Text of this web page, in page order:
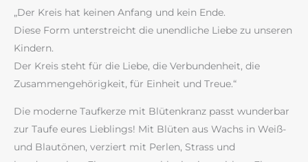
„Der Kreis hat keinen Anfang und kein Ende.
Diese Form unterstreicht die unendliche Liebe zu unseren
Kindern.
Der Kreis steht für die Liebe, die Verbundenheit, die
Zusammengehörigkeit, für Einheit und Treue.“
Die moderne Taufkerze mit Blütenkranz passt wunderbar
zur Taufe eures Lieblings! Mit Blüten aus Wachs in Weiß-
und Blautönen, verziert mit Perlen, Strass und